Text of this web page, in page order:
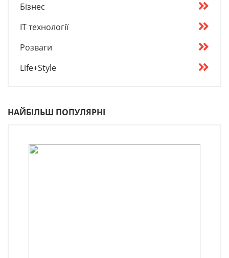
Бізнес
IT технології
Розваги
Life+Style
НАЙБІЛЬШ ПОПУЛЯРНІ